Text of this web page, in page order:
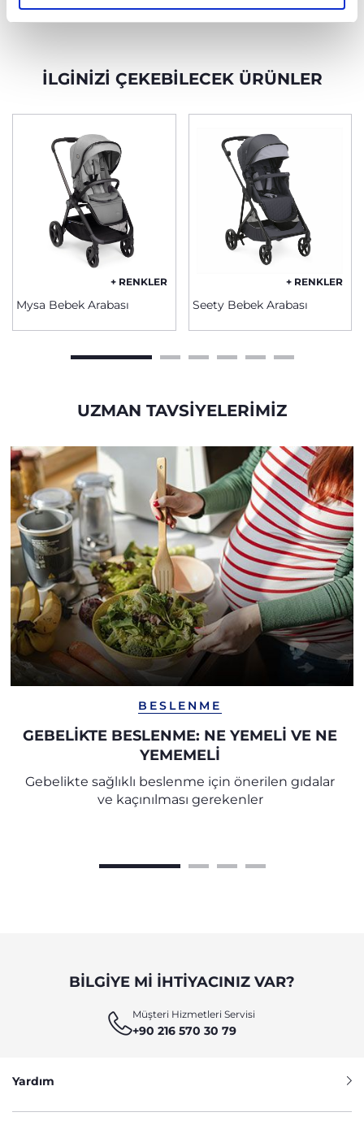
İLGINIZI ÇEKEBILECEK ÜRÜNLER
+ RENKLER
Mysa Bebek Arabası
+ RENKLER
Seety Bebek Arabası
UZMAN TAVSIYELERIMIZ
BESLENME
GEBELIKTE BESLENME: NE YEMELI VE NE
YEMEMELI
Gebelikte sağlıklı beslenme için önerilen gıdalar
ve kaçınılması gerekenler
BILGIYE MI IHTIYACINIZ VAR?
Müşteri Hizmetleri Servisi
+90 216 570 30 79
Yardım